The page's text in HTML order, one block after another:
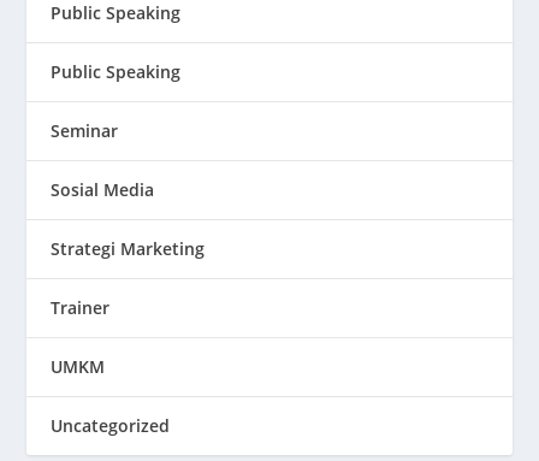
Public Speaking
Public Speaking
Seminar
Sosial Media
Strategi Marketing
Trainer
UMKM
Uncategorized